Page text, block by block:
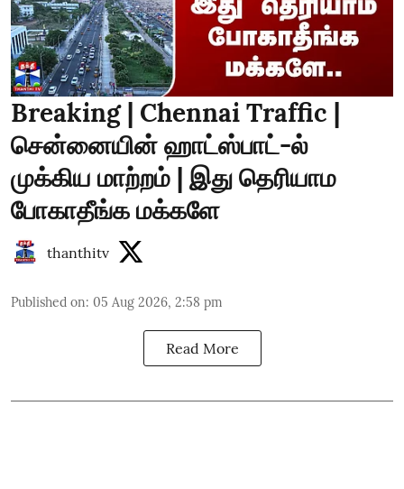
Breaking | Chennai Traffic |
சென்னையின் ஹாட்ஸ்பாட்-ல்
முக்கிய மாற்றம் | இது தெரியாம
போகாதீங்க மக்களே
thanthitv
Published on: 05 Aug 2026, 2:58 pm
Read More